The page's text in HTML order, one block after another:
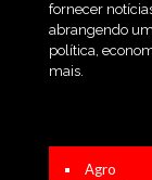
fornecer
abrangendo
política,
mais.
Agro